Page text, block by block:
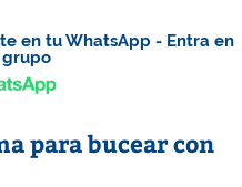
en tu WhatsApp - Entra en
para bucear con